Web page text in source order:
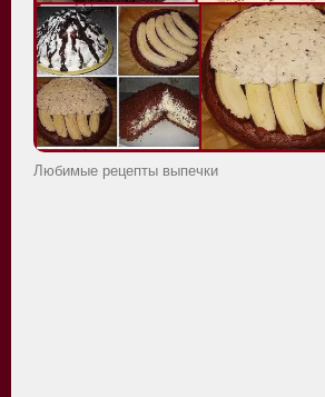
Любимые рецепты выпечки